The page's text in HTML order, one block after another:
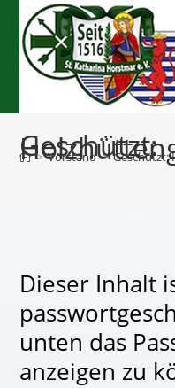
Inhalt
springen
Geschützt:
> Vorstand > Geschützt:
Dieser Inhalt
unten das
anzeigen zu